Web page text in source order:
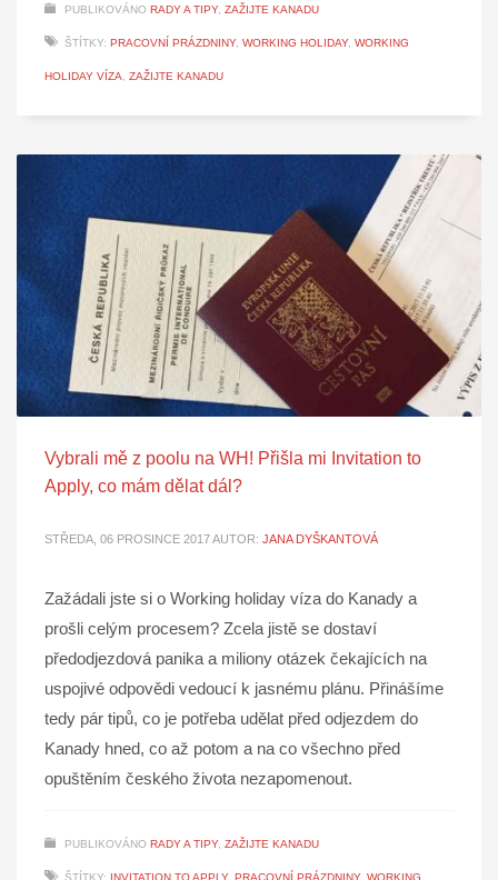
PUBLIKOVÁNO RADY A TIPY, ZAŽIJTE KANADU
ŠTÍTKY: PRACOVNÍ PRÁZDNINY, WORKING HOLIDAY, WORKING
HOLIDAY VÍZA, ZAŽIJTE KANADU
Vybrali mě z poolu na WH! Přišla mi Invitation to
Apply, co mám dělat dál?
STŘEDA, 06 PROSINCE 2017AUTOR: JANA DYŠKANTOVÁ
Zažádali jste si o Working holiday víza do Kanady a
prošli celým procesem? Zcela jistě se dostaví
předodjezdová panika a miliony otázek čekajících na
uspojivé odpovědi vedoucí k jasnému plánu. Přinášíme
tedy pár tipů, co je potřeba udělat před odjezdem do
Kanady hned, co až potom a na co všechno před
opuštěním českého života nezapomenout.
PUBLIKOVÁNO RADY A TIPY, ZAŽIJTE KANADU
ŠTÍTKY: INVITATION TO APPLY, PRACOVNÍ PRÁZDNINY, WORKING